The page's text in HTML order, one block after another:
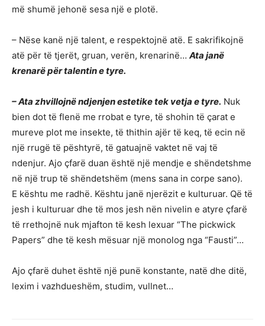
më shumë jehonë sesa një e plotë.
– Nëse kanë një talent, e respektojnë atë. E sakrifikojnë
atë për të tjerët, gruan, verën, krenarinë… Ata janë
krenarë për talentin e tyre.
– Ata zhvillojnë ndjenjen estetike tek vetja e tyre. Nuk
bien dot të flenë me rrobat e tyre, të shohin të çarat e
mureve plot me insekte, të thithin ajër të keq, të ecin në
një rrugë të pështyrë, të gatuajnë vaktet në vaj të
ndenjur. Ajo çfarë duan është një mendje e shëndetshme
në një trup të shëndetshëm (mens sana in corpe sano).
E kështu me radhë. Kështu janë njerëzit e kulturuar. Që të
jesh i kulturuar dhe të mos jesh nën nivelin e atyre çfarë
të rrethojnë nuk mjafton të kesh lexuar “The pickwick
Papers” dhe të kesh mësuar një monolog nga “Fausti”…
Ajo çfarë duhet është një punë konstante, natë dhe ditë,
lexim i vazhdueshëm, studim, vullnet…